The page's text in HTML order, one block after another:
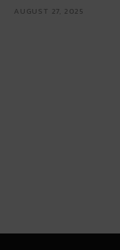
AUGUST 27, 2025